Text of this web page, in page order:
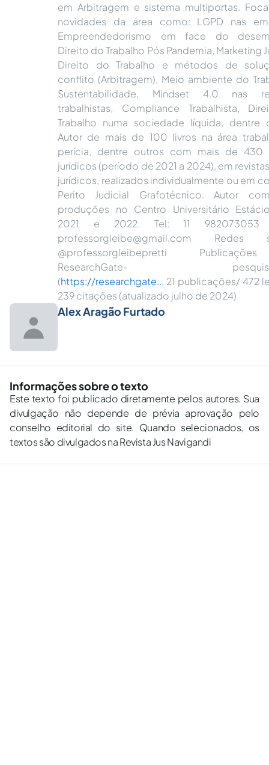
em Arbitragem e sistema multiportas.
novidades da área como: LGPD nas
Empreendedorismo em face do
Direito do Trabalho Pós Pandemia, Marketing
Direito do Trabalho e métodos de
conflito (Arbitragem), Meio ambiente do
Sustentabilidade, Mindset 4.0 nas
trabalhistas, Compliance Trabalhista,
Trabalho numa sociedade líquida, dentre
Autor de mais de 100 livros na área
perícia, dentre outros com mais de 430
jurídicos (período de 2021 a 2024), em
jurídicos, realizados individualmente ou em
Perito Judicial Grafotécnico. Autor
produções no Centro Universitário
2021 e 2022. Tel: 11 982073053
professorgleibe@gmail.com Redes
@professorgleibepretti
ResearchGate-
(https://researchgate... 21 publicações/ 472
239 citações (atualizado julho de 2024)
Alex Aragão Furtado
Informações sobre o texto
Este texto foi publicado diretamente pelos autores. Sua
divulgação não depende de prévia aprovação pelo
conselho editorial do site. Quando selecionados, os
textos são divulgados na Revista Jus Navigandi